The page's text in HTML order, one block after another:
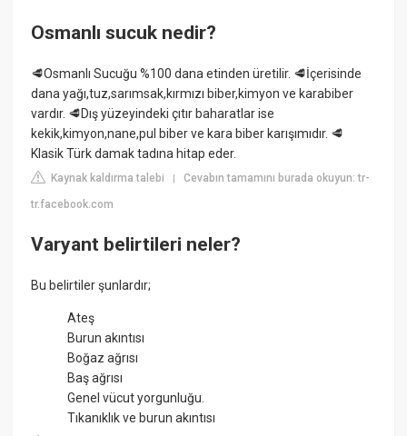
Osmanlı sucuk nedir?
🥩Osmanlı Sucuğu %100 dana etinden üretilir. 🥩İçerisinde
dana yağı,tuz,sarımsak,kırmızı biber,kimyon ve karabiber
vardır. 🥩Dış yüzeyindeki çıtır baharatlar ise
kekik,kimyon,nane,pul biber ve kara biber karışımıdır. 🥩
Klasik Türk damak tadına hitap eder.
Kaynak kaldırma talebi |Cevabın tamamını burada okuyun: tr-
tr.facebook.com
Varyant belirtileri neler?
Bu belirtiler şunlardır;
Ateş
Burun akıntısı
Boğaz ağrısı
Baş ağrısı
Genel vücut yorgunluğu.
Tıkanıklık ve burun akıntısı